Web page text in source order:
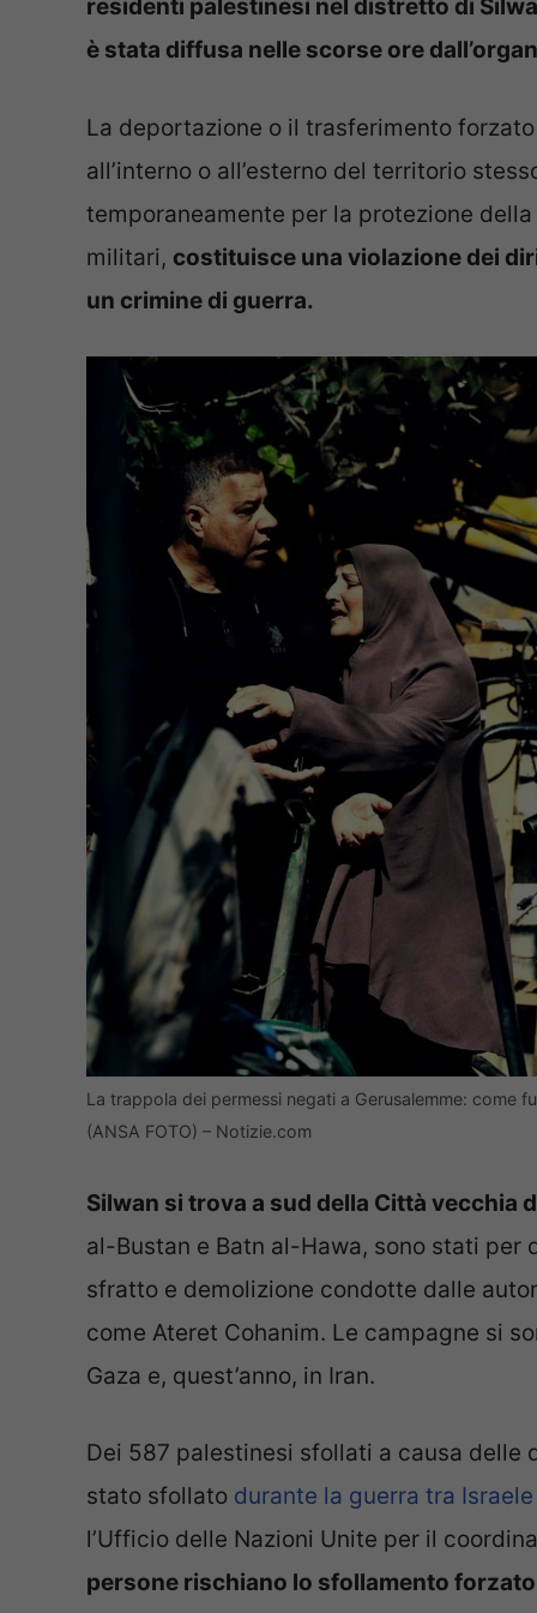
residenti palestinesi nel distretto di
è stata diffusa nelle scorse ore
La deportazione o il trasferimento
all’interno o all’esterno del territorio
temporaneamente per la protezione
militari, costituisce una violazione dei
un crimine di guerra.
La trappola dei permessi negati a Gerusalemme: come
(ANSA FOTO) – Notizie.com
Silwan si trova a sud della Città vecchia
al-Bustan e Batn al-Hawa, sono stati
sfratto e demolizione condotte dalle
come Ateret Cohanim. Le campagne si
Gaza e, quest’anno, in Iran.
Dei 587 palestinesi sfollati a causa delle
stato sfollato durante la guerra tra
l’Ufficio delle Nazioni Unite per il
persone rischiano lo sfollamento forzato